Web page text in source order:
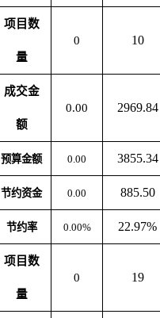
项目数
量
0 10
成交金
额
0.00 2969.84
预算金额 0.00 3855.34
节约资金 0.00 885.50
节约率 0.00% 22.97%
项目数
量
0 19